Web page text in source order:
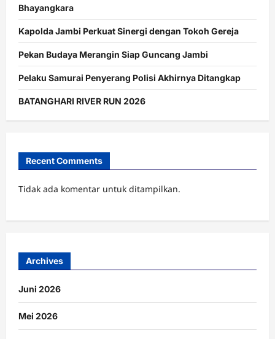
Bhayangkara
Kapolda Jambi Perkuat Sinergi dengan Tokoh Gereja
Pekan Budaya Merangin Siap Guncang Jambi
Pelaku Samurai Penyerang Polisi Akhirnya Ditangkap
BATANGHARI RIVER RUN 2026
Recent Comments
Tidak ada komentar untuk ditampilkan.
Archives
Juni 2026
Mei 2026